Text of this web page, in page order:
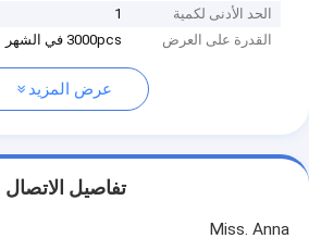
الحد الأدنى لكمية
1
القدرة على العرض
3000pcs في الشهر
عرض المزيد
تفاصيل الاتصال
Miss. Anna